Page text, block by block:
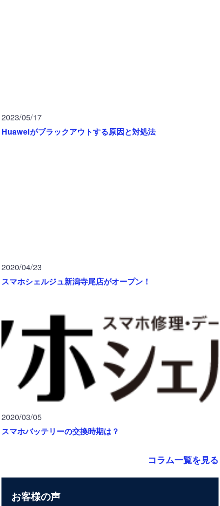
2023/05/17
Huaweiがブラックアウトする原因と対処法
2020/04/23
スマホシェルジュ新潟寺尾店がオープン！
2020/03/05
スマホバッテリーの交換時期は？
コラム一覧を見る
お客様の声